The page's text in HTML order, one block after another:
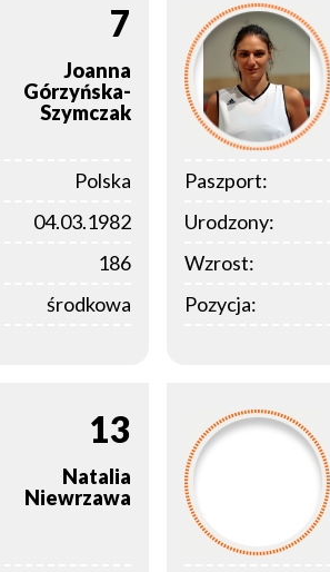
7
Joanna
Górzyńska-
Szymczak
Polska
04.03.1982
186
środkowa
Paszport:
Urodzony:
Wzrost:
Pozycja:
13
Natalia
Niewrzawa